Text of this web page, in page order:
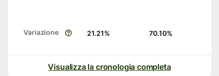
Variazione 21.21% 70.10%
Visualizza la cronologia completa